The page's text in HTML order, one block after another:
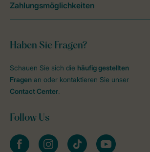
Haben Sie Fragen?
Schauen Sie sich die häufig gestellten
Fragen an oder kontaktieren Sie unser
Contact Center.
Follow Us
facebookinstagramtiktok youtube
Zahlungsmöglichkeiten